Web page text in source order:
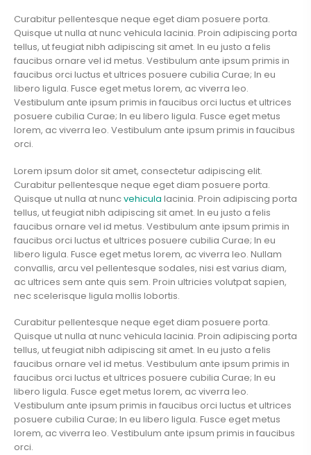
Curabitur pellentesque neque eget diam posuere porta.
Quisque ut nulla at nunc vehicula lacinia. Proin adipiscing porta
tellus, ut feugiat nibh adipiscing sit amet. In eu justo a felis
faucibus ornare vel id metus. Vestibulum ante ipsum primis in
faucibus orci luctus et ultrices posuere cubilia Curae; In eu
libero ligula. Fusce eget metus lorem, ac viverra leo.
Vestibulum ante ipsum primis in faucibus orci luctus et ultrices
posuere cubilia Curae; In eu libero ligula. Fusce eget metus
lorem, ac viverra leo. Vestibulum ante ipsum primis in faucibus
orci.
Lorem ipsum dolor sit amet, consectetur adipiscing elit.
Curabitur pellentesque neque eget diam posuere porta.
Quisque ut nulla at nuncvehicula lacinia. Proin adipiscing porta
tellus, ut feugiat nibh adipiscing sit amet. In eu justo a felis
faucibus ornare vel id metus. Vestibulum ante ipsum primis in
faucibus orci luctus et ultrices posuere cubilia Curae; In eu
libero ligula. Fusce eget metus lorem, ac viverra leo. Nullam
convallis, arcu vel pellentesque sodales, nisi est varius diam,
ac ultrices sem ante quis sem. Proin ultricies volutpat sapien,
nec scelerisque ligula mollis lobortis.
Curabitur pellentesque neque eget diam posuere porta.
Quisque ut nulla at nunc vehicula lacinia. Proin adipiscing porta
tellus, ut feugiat nibh adipiscing sit amet. In eu justo a felis
faucibus ornare vel id metus. Vestibulum ante ipsum primis in
faucibus orci luctus et ultrices posuere cubilia Curae; In eu
libero ligula. Fusce eget metus lorem, ac viverra leo.
Vestibulum ante ipsum primis in faucibus orci luctus et ultrices
posuere cubilia Curae; In eu libero ligula. Fusce eget metus
lorem, ac viverra leo. Vestibulum ante ipsum primis in faucibus
orci.